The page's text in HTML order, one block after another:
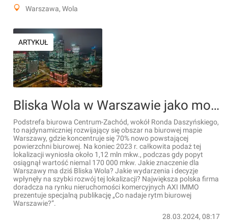
Warszawa, Wola
ARTYKUŁ
Bliska Wola w Warszawie jako modelowy przykład nowoczesnej dzielnicy biurowej
Podstrefa biurowa Centrum-Zachód, wokół Ronda Daszyńskiego,
to najdynamiczniej rozwijający się obszar na biurowej mapie
Warszawy, gdzie koncentruje się 70% nowo powstającej
powierzchni biurowej. Na koniec 2023 r. całkowita podaż tej
lokalizacji wyniosła około 1,12 mln mkw., podczas gdy popyt
osiągnął wartość niemal 170 000 mkw. Jakie znaczenie dla
Warszawy ma dziś Bliska Wola? Jakie wydarzenia i decyzje
wpłynęły na szybki rozwój tej lokalizacji? Największa polska firma
doradcza na rynku nieruchomości komercyjnych AXI IMMO
prezentuje specjalną publikację „Co nadaje rytm biurowej
Warszawie?”.
28.03.2024, 08:17